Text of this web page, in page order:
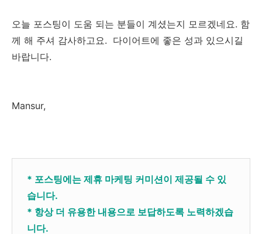
오늘 포스팅이 도움 되는 분들이 계셨는지 모르겠네요. 함
께 해 주셔 감사하고요. 다이어트에 좋은 성과 있으시길
바랍니다.
Mansur,
* 포스팅에는 제휴 마케팅 커미션이 제공될 수 있
습니다.
* 항상 더 유용한 내용으로 보답하도록 노력하겠습
니다.